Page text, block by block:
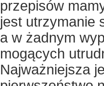
przepisów
jest utrzymanie
a w żadnym
mogących
Najważniejsza